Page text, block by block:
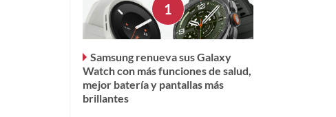
Samsung renueva sus Galaxy
Watch con más funciones de salud,
mejor batería y pantallas más
brillantes